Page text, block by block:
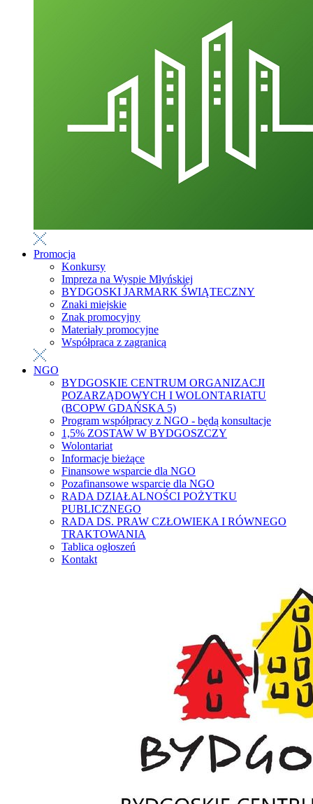
Promocja
Konkursy
Impreza na Wyspie Młyńskiej
BYDGOSKI JARMARK ŚWIĄTECZNY
Znaki miejskie
Znak promocyjny
Materiały promocyjne
Współpraca z zagranicą
NGO
BYDGOSKIE CENTRUM ORGANIZACJI
POZARZĄDOWYCH I WOLONTARIATU
(BCOPW GDAŃSKA 5)
Program współpracy z NGO - będą konsultacje
1,5% ZOSTAW W BYDGOSZCZY
Wolontariat
Informacje bieżące
Finansowe wsparcie dla NGO
Pozafinansowe wsparcie dla NGO
RADA DZIAŁALNOŚCI POŻYTKU
PUBLICZNEGO
RADA DS. PRAW CZŁOWIEKA I RÓWNEGO
TRAKTOWANIA
Tablica ogłoszeń
Kontakt